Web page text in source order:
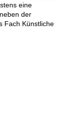
eine
der
Fach Künstliche